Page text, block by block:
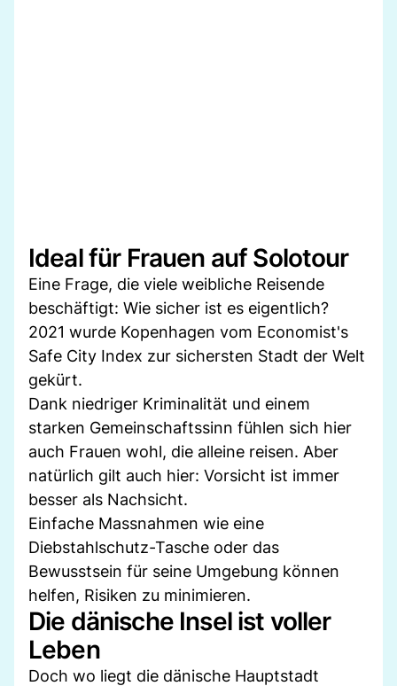
Ideal für Frauen auf Solotour
Eine Frage, die viele weibliche Reisende
beschäftigt: Wie sicher ist es eigentlich?
2021 wurde Kopenhagen vom Economist's
Safe City Index zur sichersten Stadt der Welt
gekürt.
Dank niedriger Kriminalität und einem
starken Gemeinschaftssinn fühlen sich hier
auch Frauen wohl, die alleine reisen. Aber
natürlich gilt auch hier: Vorsicht ist immer
besser als Nachsicht.
Einfache Massnahmen wie eine
Diebstahlschutz-Tasche oder das
Bewusstsein für seine Umgebung können
helfen, Risiken zu minimieren.
Die dänische Insel ist voller
Leben
Doch wo liegt die dänische Hauptstadt